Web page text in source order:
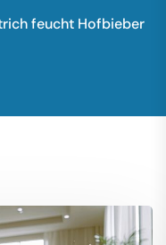
feucht Hofbieber